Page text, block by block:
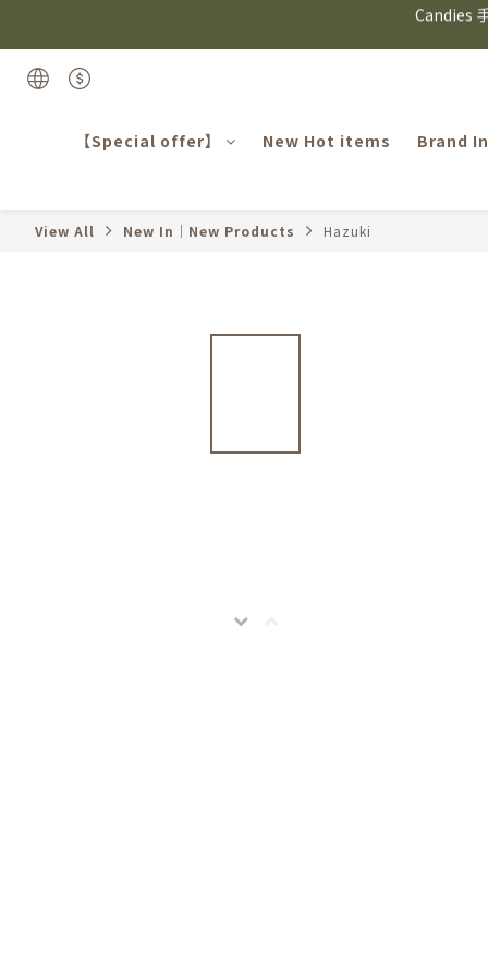
⸜ 8/1-8/31 ⸝  88購
⸜ 8/1-8/31 ⸝  88購
⸜ 8/1-8/31 ⸝  88購
【Special offer】 New Hot items Brand
View All New In｜New Products Hazuki